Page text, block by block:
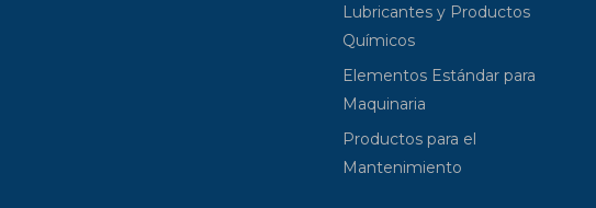
Lubricantes y Productos
Químicos
Elementos Estándar para
Maquinaria
Productos para el
Mantenimiento